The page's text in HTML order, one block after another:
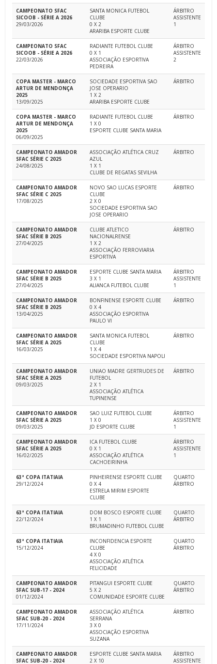
CAMPEONATO SFAC
SICOOB - SÉRIE A 2026
29/03/2026
SANTA MONICA FUTEBOL
CLUBE
0 X 2
ARARIBA ESPORTE CLUBE
ÁRBITRO
ASSISTENTE
1
CAMPEONATO SFAC
SICOOB - SÉRIE A 2026
22/03/2026
RADIANTE FUTEBOL CLUBE
0 X 1
ASSOCIAÇÃO ESPORTIVA
PEDREIRA
ÁRBITRO
ASSISTENTE
2
COPA MASTER - MARCO
ARTUR DE MENDONÇA
2025
13/09/2025
SOCIEDADE ESPORTIVA SAO
JOSE OPERARIO
1 X 2
ARARIBA ESPORTE CLUBE
ÁRBITRO
COPA MASTER - MARCO
ARTUR DE MENDONÇA
2025
06/09/2025
RADIANTE FUTEBOL CLUBE
1 X 0
ESPORTE CLUBE SANTA MARIA
ÁRBITRO
CAMPEONATO AMADOR
SFAC SÉRIE C 2025
24/08/2025
ASSOCIAÇÃO ATLÉTICA CRUZ
AZUL
1 X 1
CLUBE DE REGATAS SEVILHA
ÁRBITRO
CAMPEONATO AMADOR
SFAC SÉRIE C 2025
17/08/2025
NOVO SAO LUCAS ESPORTE
CLUBE
2 X 0
SOCIEDADE ESPORTIVA SAO
JOSE OPERARIO
ÁRBITRO
CAMPEONATO AMADOR
SFAC SÉRIE B 2025
27/04/2025
CLUBE ATLETICO
NACIONALRENSE
1 X 2
ASSOCIAÇÃO FERROVIARIA
ESPORTIVA
ÁRBITRO
CAMPEONATO AMADOR
SFAC SÉRIE B 2025
27/04/2025
ESPORTE CLUBE SANTA MARIA
3 X 1
ALIANCA FUTEBOL CLUBE
ÁRBITRO
ASSISTENTE
1
CAMPEONATO AMADOR
SFAC SÉRIE B 2025
13/04/2025
BONFINENSE ESPORTE CLUBE
0 X 4
ASSOCIAÇÃO ESPORTIVA
PAULO VI
ÁRBITRO
CAMPEONATO AMADOR
SFAC SÉRIE A 2025
16/03/2025
SANTA MONICA FUTEBOL
CLUBE
1 X 4
SOCIEDADE ESPORTIVA NAPOLI
ÁRBITRO
CAMPEONATO AMADOR
SFAC SÉRIE A 2025
09/03/2025
UNIAO MADRE GERTRUDES DE
FUTEBOL
2 X 1
ASSOCIAÇÃO ATLÉTICA
TUPINENSE
ÁRBITRO
CAMPEONATO AMADOR
SFAC SÉRIE A 2025
09/03/2025
SAO LUIZ FUTEBOL CLUBE
1 X 0
JD ESPORTE CLUBE
ÁRBITRO
ASSISTENTE
1
CAMPEONATO AMADOR
SFAC SÉRIE A 2025
16/02/2025
ICA FUTEBOL CLUBE
0 X 1
ASSOCIAÇÃO ATLÉTICA
CACHOEIRINHA
ÁRBITRO
ASSISTENTE
1
63ª COPA ITATIAIA
29/12/2024
PINHEIRENSE ESPORTE CLUBE
0 X 4
ESTRELA MIRIM ESPORTE
CLUBE
QUARTO
ÁRBITRO
63ª COPA ITATIAIA
22/12/2024
DOM BOSCO ESPORTE CLUBE
1 X 1
BRUMADINHO FUTEBOL CLUBE
QUARTO
ÁRBITRO
63ª COPA ITATIAIA
15/12/2024
INCONFIDENCIA ESPORTE
CLUBE
4 X 0
ASSOCIAÇÃO ATLÉTICA
FELICIDADE
QUARTO
ÁRBITRO
CAMPEONATO AMADOR
SFAC SUB-17 - 2024
01/12/2024
PITANGUI ESPORTE CLUBE
5 X 2
COMUNIDADE ESPORTE CLUBE
QUARTO
ÁRBITRO
CAMPEONATO AMADOR
SFAC SUB-20 - 2024
17/11/2024
ASSOCIAÇÃO ATLÉTICA
SERRANA
3 X 0
ASSOCIAÇÃO ESPORTIVA
SUZANA
ÁRBITRO
CAMPEONATO AMADOR
SFAC SUB-20 - 2024
ESPORTE CLUBE SANTA MARIA
2 X 10
ÁRBITRO
ASSISTENTE